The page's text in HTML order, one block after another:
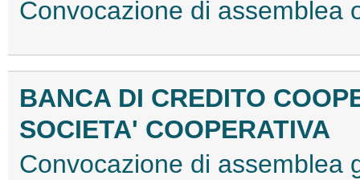
Convocazione di assemblea
BANCA DI CREDITO
SOCIETA' COOPERATIVA
Convocazione di assemblea